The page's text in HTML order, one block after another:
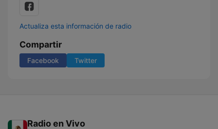
Actualiza esta información de radio
Compartir
Facebook Twitter
Radio en Vivo